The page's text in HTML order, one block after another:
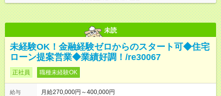
未読
未経験OK！金融経験ゼロからのスタート可◆住宅
ローン提案営業◆業績好調！/re30067
正社員 職種未経験OK
給与
月給270,000円～400,000円